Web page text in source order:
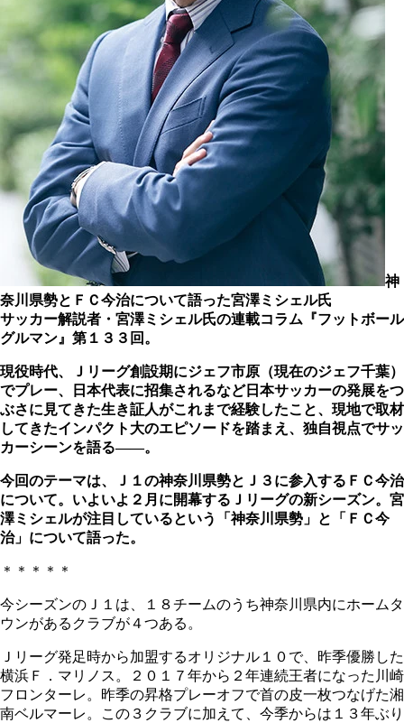
神
奈川県勢とＦＣ今治について語った宮澤ミシェル氏
サッカー解説者・宮澤ミシェル氏の連載コラム『フットボール
グルマン』第１３３回。
現役時代、Ｊリーグ創設期にジェフ市原（現在のジェフ千葉）
でプレー、日本代表に招集されるなど日本サッカーの発展をつ
ぶさに見てきた生き証人がこれまで経験したこと、現地で取材
してきたインパクト大のエピソードを踏まえ、独自視点でサッ
カーシーンを語る――。
今回のテーマは、Ｊ１の神奈川県勢とＪ３に参入するＦＣ今治
について。いよいよ２月に開幕するＪリーグの新シーズン。宮
澤ミシェルが注目しているという「神奈川県勢」と「ＦＣ今
治」について語った。
＊＊＊＊＊
今シーズンのＪ１は、１８チームのうち神奈川県内にホームタ
ウンがあるクラブが４つある。
Ｊリーグ発足時から加盟するオリジナル１０で、昨季優勝した
横浜Ｆ．マリノス。２０１７年から２年連続王者になった川崎
フロンターレ。昨季の昇格プレーオフで首の皮一枚つなげた湘
南ベルマーレ。この３クラブに加えて、今季からは１３年ぶり